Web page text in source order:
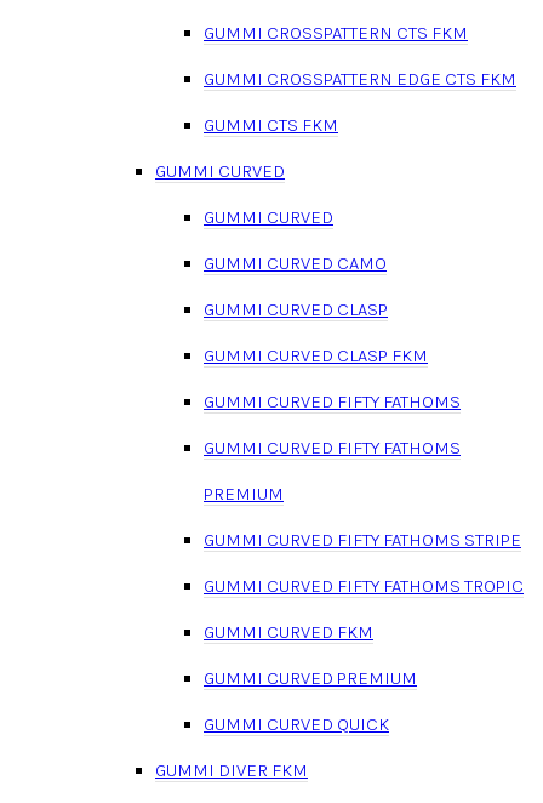
GUMMI CROSSPATTERN CTS FKM
GUMMI CROSSPATTERN EDGE CTS FKM
GUMMI CTS FKM
GUMMI CURVED
GUMMI CURVED
GUMMI CURVED CAMO
GUMMI CURVED CLASP
GUMMI CURVED CLASP FKM
GUMMI CURVED FIFTY FATHOMS
GUMMI CURVED FIFTY FATHOMS
PREMIUM
GUMMI CURVED FIFTY FATHOMS STRIPE
GUMMI CURVED FIFTY FATHOMS TROPIC
GUMMI CURVED FKM
GUMMI CURVED PREMIUM
GUMMI CURVED QUICK
GUMMI DIVER FKM